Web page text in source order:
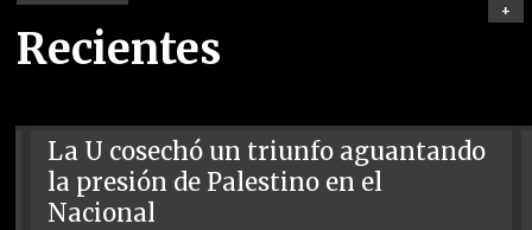
Recientes
+
La U cosechó un triunfo aguantando
la presión de Palestino en el
Nacional